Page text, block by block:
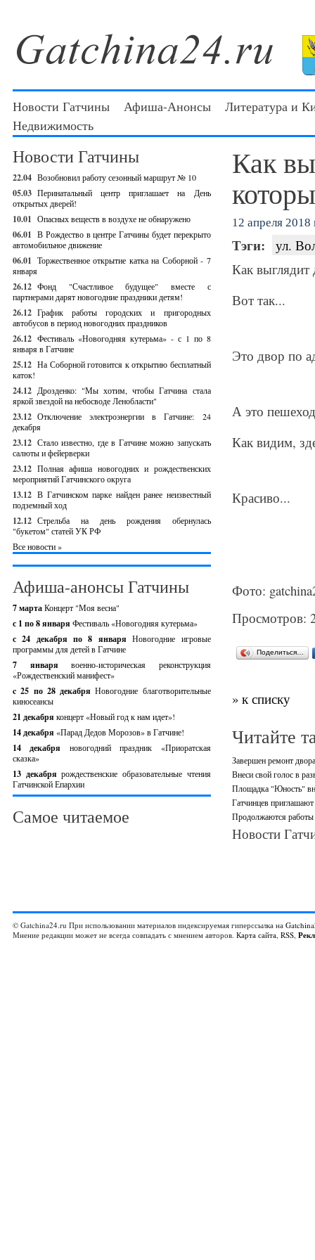
Новости Гатчины Афиша-Анонсы
Литература и
Недвижимость
Новости Гатчины
22.04 Возобновил работу сезонный маршрут № 10
05.03 Перинатальный центр приглашает на День
открытых дверей!
10.01 Опасных веществ в воздухе не обнаружено
06.01 В Рождество в центре Гатчины будет перекрыто
автомобильное движение
06.01 Торжественное открытие катка на Соборной - 7
января
26.12 Фонд "Счастливое будущее" вместе с
партнерами дарят новогодние праздники детям!
26.12 График работы городских и пригородных
автобусов в период новогодних праздников
26.12 Фестиваль «Новогодняя кутерьма» - с 1 по 8
января в Гатчине
25.12 На Соборной готовится к открытию бесплатный
каток!
24.12 Дрозденко: "Мы хотим, чтобы Гатчина стала
яркой звездой на небосводе Ленобласти"
23.12 Отключение электроэнергии в Гатчине: 24
декабря
23.12 Стало известно, где в Гатчине можно запускать
салюты и фейерверки
23.12 Полная афиша новогодних и рождественских
мероприятий Гатчинского округа
13.12 В Гатчинском парке найден ранее неизвестный
подземный ход
12.12 Стрельба на день рождения обернулась
"букетом" статей УК РФ
Все новости »
Афиша-анонсы Гатчины
7 мартаКонцерт "Моя весна"
с 1 по 8 января Фестиваль «Новогодняя кутерьма»
с 24 декабря по 8 январяНовогодние игровые
программы для детей в Гатчине
7 январявоенно-историческая реконструкция
«Рождественский манифест»
c 25 по 28 декабряНовогодние благотворительные
киносеансы
21 декабря концерт «Новый год к нам идет»!
14 декабря «Парад Дедов Морозов» в Гатчине!
14 декабря новогодний праздник «Приоратская
сказка»
13 декабрярождественские образовательные чтения
Гатчинской Епархии
Самое читаемое
Как
12 апреля 2018
Тэги:
ул.
Как выглядит
Вот так...
Это двор по
А это
Как видим,
Красиво...
Фото:
Просмотров:
Поделиться…
» к списку
Читайте
Завершен ремонт
Внеси свой голос в
Площадка "Юность"
Гатчинцев
Продолжаются работы
Новости
© Gatchina24.ru При использовании материалов индексируемая гиперссылка на
Мнение редакции может не всегда совпадать с мнением авторов. Карта сайта, RSS,